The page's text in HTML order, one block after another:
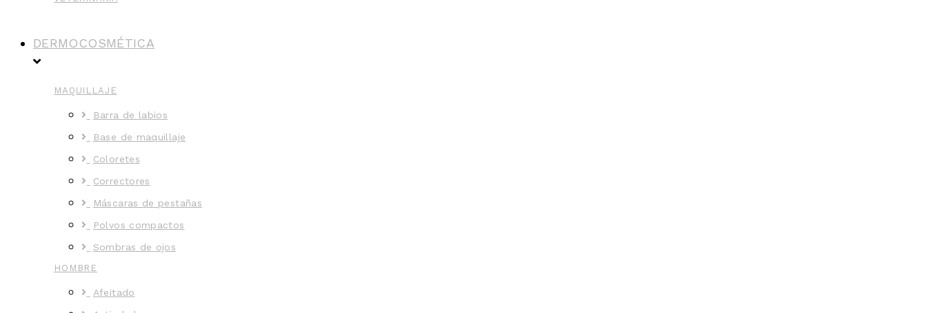
DERMOCOSMÉTICA
MAQUILLAJE
Barra de labios
Base de maquillaje
Coloretes
Correctores
Máscaras de pestañas
Polvos compactos
Sombras de ojos
HOMBRE
Afeitado